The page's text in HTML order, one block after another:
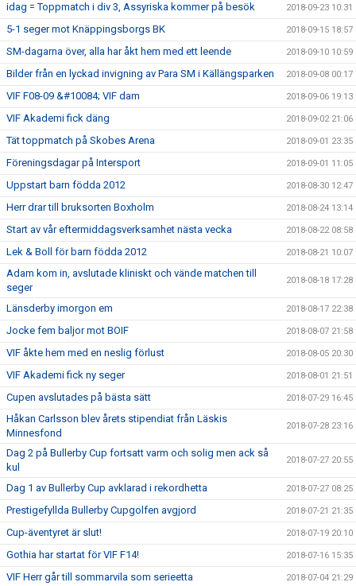
idag = Toppmatch i div 3, Assyriska kommer på besök 2018-09-23 10:31
5-1 seger mot Knäppingsborgs BK 2018-09-15 18:57
SM-dagarna över, alla har åkt hem med ett leende 2018-09-10 10:59
Bilder från en lyckad invigning av Para SM i Källängsparken 2018-09-08 00:17
VIF F08-09 &#10084; VIF dam 2018-09-06 19:13
VIF Akademi fick däng 2018-09-02 21:06
Tät toppmatch på Skobes Arena 2018-09-01 23:35
Föreningsdagar på Intersport 2018-09-01 11:05
Uppstart barn födda 2012 2018-08-30 12:47
Herr drar till bruksorten Boxholm 2018-08-24 13:14
Start av vår eftermiddagsverksamhet nästa vecka 2018-08-22 08:58
Lek & Boll för barn födda 2012 2018-08-21 10:07
Adam kom in, avslutade kliniskt och vände matchen till
seger
2018-08-18 17:28
Länsderby imorgon em 2018-08-17 22:38
Jocke fem baljor mot BOIF 2018-08-07 21:58
VIF åkte hem med en neslig förlust 2018-08-05 20:30
VIF Akademi fick ny seger 2018-08-01 21:51
Cupen avslutades på bästa sätt 2018-07-29 16:45
Håkan Carlsson blev årets stipendiat från Läskis
Minnesfond
2018-07-28 23:16
Dag 2 på Bullerby Cup fortsatt varm och solig men ack så
kul
2018-07-27 20:55
Dag 1 av Bullerby Cup avklarad i rekordhetta 2018-07-27 08:25
Prestigefyllda Bullerby Cupgolfen avgjord 2018-07-21 21:35
Cup-äventyret är slut! 2018-07-19 20:10
Gothia har startat för VIF F14! 2018-07-16 15:35
VIF Herr går till sommarvila som serieetta 2018-07-04 21:29